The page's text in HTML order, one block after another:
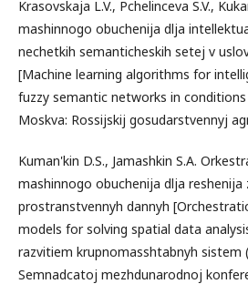
Krasovskaja L.V., Pchelinceva S.V.,
mashinnogo obuchenija dlja
nechetkih semanticheskih setej v
[Machine learning algorithms for
fuzzy semantic networks in
Moskva: Rossijskij gosudarstvennyj
Kuman'kin D.S., Jamashkin S.A.
mashinnogo obuchenija dlja reshenija
prostranstvennyh dannyh
models for solving spatial data
razvitiem krupnomasshtabnyh sistem
Semnadcatoj mezhdunarodnoj